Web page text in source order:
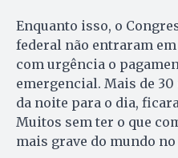
Enquanto isso, o
federal não entraram
com urgência o
emergencial. Mais de
da noite para o dia,
Muitos sem ter o que
mais grave do mundo no